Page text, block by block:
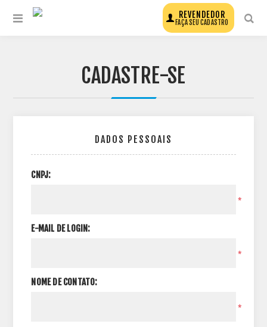
REVENDEDOR
FAÇA SEU CADASTRO
CADASTRE-SE
DADOS PESSOAIS
CNPJ:
*
E-MAIL DE LOGIN:
*
NOME DE CONTATO:
*